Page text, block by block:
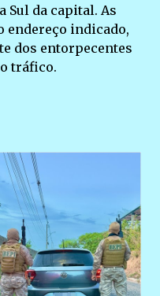
Sul da capital. As
endereço indicado,
dos entorpecentes
tráfico.